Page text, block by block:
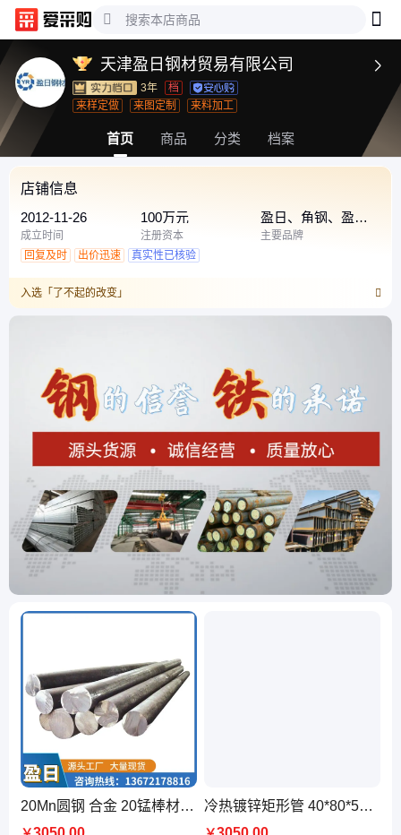
天津盈日钢材贸易有限公司 
3年
档
来样定做
来图定制 来料加工
首页 商品 分类 档案
店铺信息
2012-11-26
成立时间
100万元
注册资本
盈日、角钢、盈日
钢材
主要品牌
回复及时
出价迅速 真实性已核验
入选「了不起的改变」
20Mn圆钢 合金 20锰棒材 规格10-310切割零售 优质渗碳钢材 冷热镀锌矩形管 40*80*5方矩管 20#厚薄壁无缝方管 建筑幕墙 汽车制造